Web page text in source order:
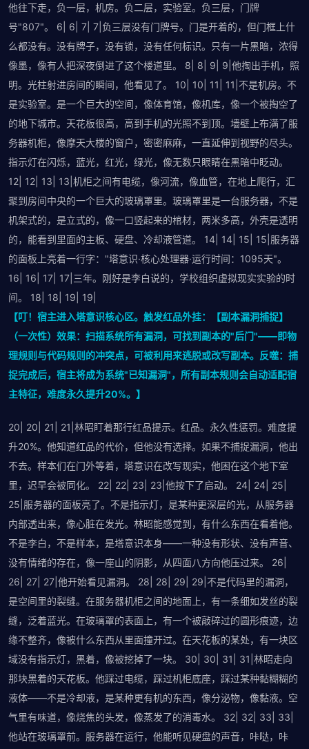
他往下走，负一层，机房。负二层，实验室。负三层，门牌
号"807"。 6| 6| 7| 7|负三层没有门牌号。门是开着的，但门框上什
么都没有。没有牌子，没有锁，没有任何标识。只有一片黑暗，浓得
像墨，像有人把深夜倒进了这个楼道里。 8| 8| 9| 9|他掏出手机，照
明。光柱射进房间的瞬间，他看见了。 10| 10| 11| 11|不是机房。不
是实验室。是一个巨大的空间，像体育馆，像机库，像一个被掏空了
的地下城市。天花板很高，高到手机的光照不到顶。墙壁上布满了服
务器机柜，像摩天大楼的窗户，密密麻麻，一直延伸到视野的尽头。
指示灯在闪烁，蓝光，红光，绿光，像无数只眼睛在黑暗中眨动。
12| 12| 13| 13|机柜之间有电缆，像河流，像血管，在地上爬行，汇
聚到房间中央的一个巨大的玻璃罩里。玻璃罩里是一台服务器，不是
机架式的，是立式的，像一口竖起来的棺材，两米多高，外壳是透明
的，能看到里面的主板、硬盘、冷却液管道。 14| 14| 15| 15|服务器
的面板上亮着一行字："塔意识·核心处理器·运行时间：1095天"。
16| 16| 17| 17|三年。刚好是李白说的，学校组织虚拟现实实验的时
间。 18| 18| 19| 19|
【叮！宿主进入塔意识核心区。触发红品外挂：【副本漏洞捕捉】
（一次性）效果：扫描系统所有漏洞，可找到副本的"后门"——即物
理规则与代码规则的冲突点，可被利用来逃脱或改写副本。反噬：捕
捉完成后，宿主将成为系统"已知漏洞"，所有副本规则会自动适配宿
主特征，难度永久提升20%。】
20| 20| 21| 21|林昭盯着那行红品提示。红品。永久性惩罚。难度提
升20%。他知道红品的代价，但他没有选择。如果不捕捉漏洞，他出
不去。样本们在门外等着，塔意识在改写现实，他困在这个地下室
里，迟早会被同化。 22| 22| 23| 23|他按下了启动。 24| 24| 25|
25|服务器的面板亮了。不是指示灯，是某种更深层的光，从服务器
内部透出来，像心脏在发光。林昭能感觉到，有什么东西在看着他。
不是李白，不是样本，是塔意识本身——一种没有形状、没有声音、
没有情绪的存在，像一座山的阴影，从四面八方向他压过来。 26|
26| 27| 27|他开始看见漏洞。 28| 28| 29| 29|不是代码里的漏洞，
是空间里的裂缝。在服务器机柜之间的地面上，有一条细如发丝的裂
缝，泛着蓝光。在玻璃罩的表面上，有一个被敲碎过的圆形痕迹，边
缘不整齐，像被什么东西从里面撞开过。在天花板的某处，有一块区
域没有指示灯，黑着，像被挖掉了一块。 30| 30| 31| 31|林昭走向
那块黑着的天花板。他踩过电缆，踩过机柜底座，踩过某种黏糊糊的
液体——不是冷却液，是某种更有机的东西，像分泌物，像黏液。空
气里有味道，像烧焦的头发，像蒸发了的消毒水。 32| 32| 33| 33|
他站在玻璃罩前。服务器在运行，他能听见硬盘的声音，咔哒，咔